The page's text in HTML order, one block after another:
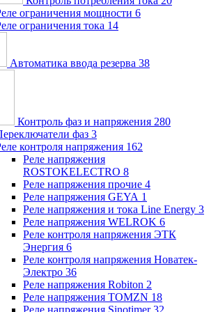
ограничения мощности 6
ограничения тока 14
Автоматика ввода резерва 38
Контроль фаз и напряжения 280
фаз 3
контроля напряжения 162
Реле напряжения
ROSTOKELECTRO 8
Реле напряжения прочие 4
Реле напряжения GEYA 1
Реле напряжения и тока Line Energy 3
Реле напряжения WELROK 6
Реле контроля напряжения ЭТК
Энергия 6
Реле контроля напряжения Новатек-
Электро 36
Реле напряжения Robiton 2
Реле напряжения TOMZN 18